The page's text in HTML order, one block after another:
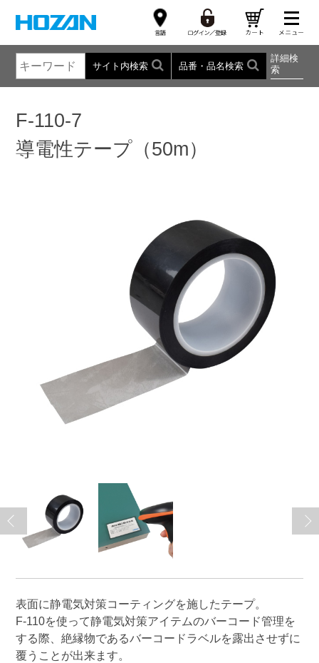
サイト内検索 品番・品名検索
詳細検
索
F-110-7
導電性テープ（50m）
表面に静電気対策コーティングを施したテープ。
F-110を使って静電気対策アイテムのバーコード管理を
する際、絶縁物であるバーコードラベルを露出させずに
覆うことが出来ます。